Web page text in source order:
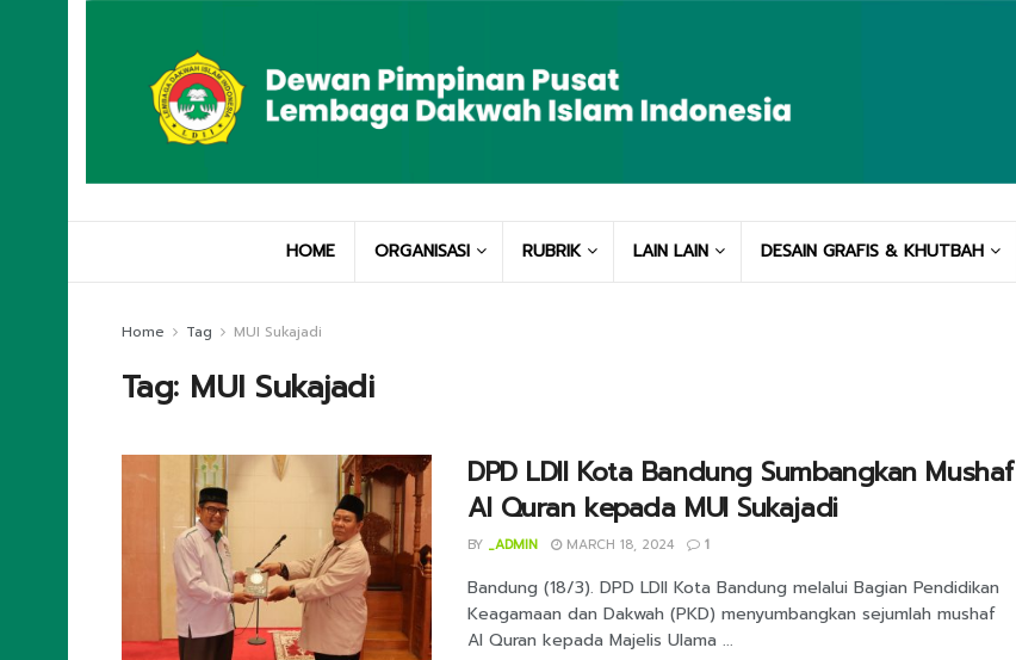
HOME ORGANISASI RUBRIK LAIN LAIN DESAIN GRAFIS & KHUTBAH
Home Tag MUI Sukajadi
Tag: MUI Sukajadi
DPD LDII Kota Bandung Sumbangkan Mushaf
Al Quran kepada MUI Sukajadi
BY _ADMIN MARCH 18, 2024 1
Bandung (18/3). DPD LDII Kota Bandung melalui Bagian Pendidikan
Keagamaan dan Dakwah (PKD) menyumbangkan sejumlah mushaf
Al Quran kepada Majelis Ulama ...